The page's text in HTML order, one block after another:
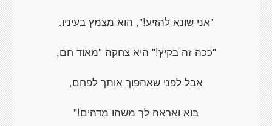
"אני שונא להזיע!", הוא מצמץ בעיניו.
"ככה זה בקיץ!" היא צחקה "מאוד חם,
אבל לפני שאהפוך אותך לפחם,
בוא ואראה לך משהו מדהים!"